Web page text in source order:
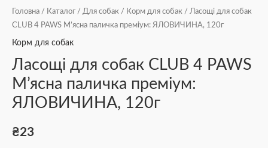
Головна / Каталог / Для собак / Корм для собак / Ласощі для собак
CLUB 4 PAWS М’ясна паличка преміум: ЯЛОВИЧИНА, 120г
Корм для собак
Ласощі для собак CLUB 4 PAWS
М’ясна паличка преміум:
ЯЛОВИЧИНА, 120г
₴23